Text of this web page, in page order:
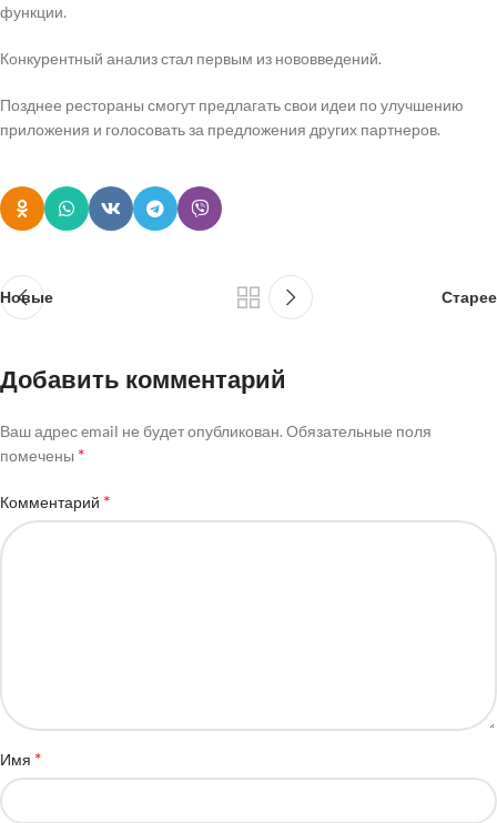
функции.
Конкурентный анализ стал первым из нововведений.
Позднее рестораны смогут предлагать свои идеи по улучшению
приложения и голосовать за предложения других партнеров.
Новые Старее
Добавить комментарий
Ваш адрес email не будет опубликован. Обязательные поля
помечены *
Комментарий *
Имя *